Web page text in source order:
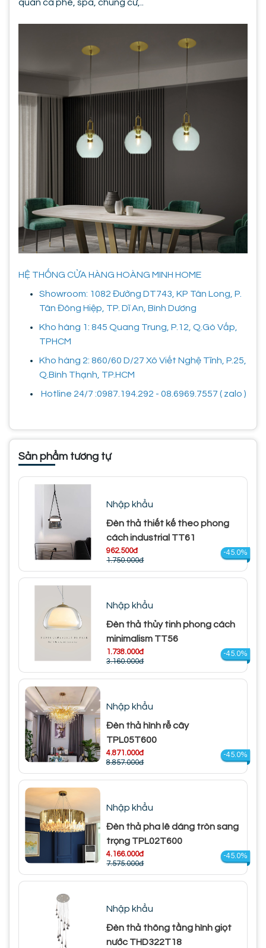
quán cà phê, spa, chung cư,..
HỆ THỐNG CỬA HÀNG HOÀNG MINH HOME
Showroom: 1082 Đường DT743, KP Tân Long, P.
Tân Đông Hiệp, TP. Dĩ An, Bình Dương
Kho hàng 1: 845 Quang Trung, P.12, Q.Gò Vấp,
TPHCM
Kho hàng 2: 860/60 D/27 Xô Viết Nghệ Tĩnh, P.25,
Q.Bình Thạnh, TP.HCM
Hotline 24/7 :0987.194.292 - 08.6969.7557 ( zalo )
Sản phẩm tương tự
Nhập khẩu
Đèn thả thiết kế theo phong
cách industrial TT61
962.500đ
1.750.000đ
-45.0%
Nhập khẩu
Đèn thả thủy tinh phong cách
minimalism TT56
1.738.000đ
3.160.000đ
-45.0%
Nhập khẩu
Đèn thả hình rễ cây
TPL05T600
4.871.000đ
8.857.000đ
-45.0%
Nhập khẩu
Đèn thả pha lê dáng tròn sang
trọng TPL02T600
4.166.000đ
7.575.000đ
-45.0%
Nhập khẩu
Đèn thả thông tầng hình giọt
nước THD322T18